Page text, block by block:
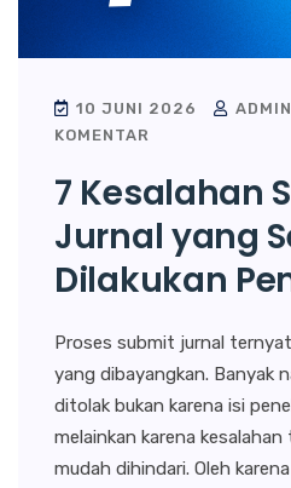
10 JUNI 2026 ADMIN
KOMENTAR
7 Kesalahan
Jurnal yang
Dilakukan
Proses submit jurnal
yang dibayangkan. Banyak
ditolak bukan karena isi
melainkan karena
mudah dihindari. Oleh